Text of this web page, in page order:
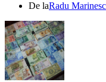
De laRadu